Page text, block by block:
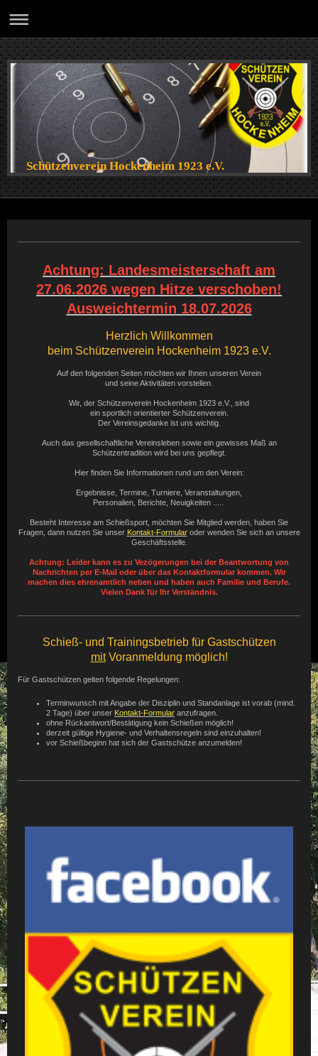
Schützenverein Hockenheim 1923 e.V.
Achtung: Landesmeisterschaft am
27.06.2026 wegen Hitze verschoben!
Ausweichtermin 18.07.2026
Herzlich Willkommen
beim Schützenverein Hockenheim 1923 e.V.
Auf den folgenden Seiten möchten wir Ihnen unseren Verein
und seine Aktivitäten vorstellen.
Wir, der Schützenverein Hockenheim 1923 e.V., sind
ein sportlich orientierter Schützenverein.
Der Vereinsgedanke ist uns wichtig.
Auch das gesellschaftliche Vereinsleben sowie ein gewisses Maß an
Schützentradition wird bei uns gepflegt.
Hier finden Sie Informationen rund um den Verein:
Ergebnisse, Termine, Turniere, Veranstaltungen,
Personalien, Berichte, Neuigkeiten .....
Besteht Interesse am Schießsport, möchten Sie Mitglied werden, haben Sie
Fragen, dann nutzen Sie unser Kontakt-Formularoder wenden Sie sich an unsere
Geschäftsstelle.
Achtung: Leider kann es zu Vezögerungen bei der Beantwortung von
Nachrichten per E-Mail oder über das Kontaktformular kommen. Wir
machen dies ehrenamtlich neben und haben auch Familie und Berufe.
Vielen Dank für Ihr Verständnis.
Schieß- und Trainingsbetrieb für Gastschützen
mitVoranmeldung möglich!
Für Gastschützen gelten folgende Regelungen:
Terminwunsch mit Angabe der Disziplin und Standanlage ist vorab (mind.
2 Tage) über unser Kontakt-Formular anzufragen.
ohne Rückantwort/Bestätigung kein Schießen möglich!
derzeit gültige Hygiene- und Verhaltensregeln sind einzuhalten!
vor Schießbeginn hat sich der Gastschütze anzumelden!